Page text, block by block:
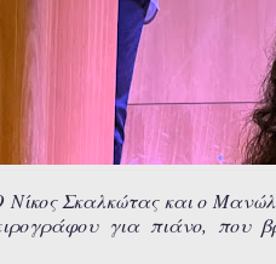
Νίκος Σκαλκώτας και ο
για πιάνο, που